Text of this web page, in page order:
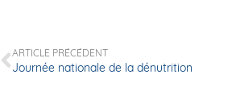
ARTICLE PRÉCÉDENT
Journée nationale de la dénutrition